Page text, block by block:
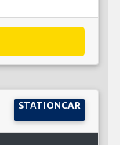
STATIONCAR